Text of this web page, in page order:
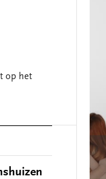
op het
aanpak